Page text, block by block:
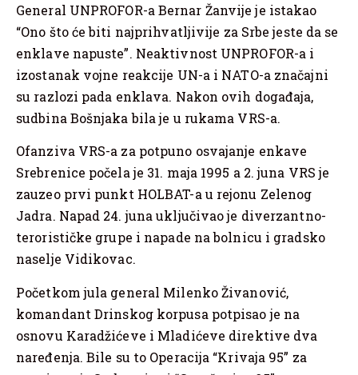
General UNPROFOR-a Bernar Žanvije je istakao
“Ono što će biti najprihvatljivije za Srbe jeste da se
enklave napuste”. Neaktivnost UNPROFOR-a i
izostanak vojne reakcije UN-a i NATO-a značajni
su razlozi pada enklava. Nakon ovih događaja,
sudbina Bošnjaka bila je u rukama VRS-a.
Ofanziva VRS-a za potpuno osvajanje enkave
Srebrenice počela je 31. maja 1995 a 2. juna VRS je
zauzeo prvi punkt HOLBAT-a u rejonu Zelenog
Jadra. Napad 24. juna uključivao je diverzantno-
terorističke grupe i napade na bolnicu i gradsko
naselje Vidikovac.
Početkom jula general Milenko Živanović,
komandant Drinskog korpusa potpisao je na
osnovu Karadžićeve i Mladićeve direktive dva
naređenja. Bile su to Operacija “Krivaja 95” za